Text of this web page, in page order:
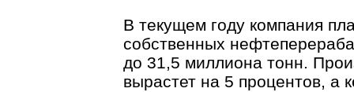
В текущем году компания
собственных
до 31,5 миллиона тонн.
вырастет на 5 процентов, а